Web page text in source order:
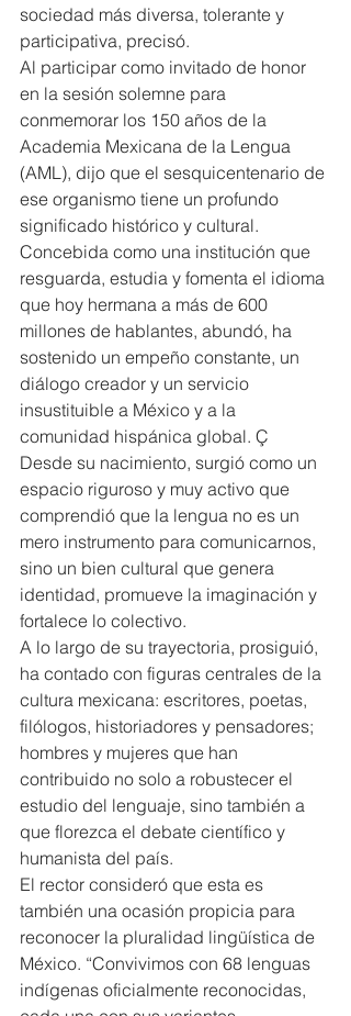
sociedad más diversa, tolerante y
participativa, precisó.
Al participar como invitado de honor
en la sesión solemne para
conmemorar los 150 años de la
Academia Mexicana de la Lengua
(AML), dijo que el sesquicentenario de
ese organismo tiene un profundo
significado histórico y cultural.
Concebida como una institución que
resguarda, estudia y fomenta el idioma
que hoy hermana a más de 600
millones de hablantes, abundó, ha
sostenido un empeño constante, un
diálogo creador y un servicio
insustituible a México y a la
comunidad hispánica global. Ç
Desde su nacimiento, surgió como un
espacio riguroso y muy activo que
comprendió que la lengua no es un
mero instrumento para comunicarnos,
sino un bien cultural que genera
identidad, promueve la imaginación y
fortalece lo colectivo.
A lo largo de su trayectoria, prosiguió,
ha contado con figuras centrales de la
cultura mexicana: escritores, poetas,
filólogos, historiadores y pensadores;
hombres y mujeres que han
contribuido no solo a robustecer el
estudio del lenguaje, sino también a
que florezca el debate científico y
humanista del país.
El rector consideró que esta es
también una ocasión propicia para
reconocer la pluralidad lingüística de
México. “Convivimos con 68 lenguas
indígenas oficialmente reconocidas,